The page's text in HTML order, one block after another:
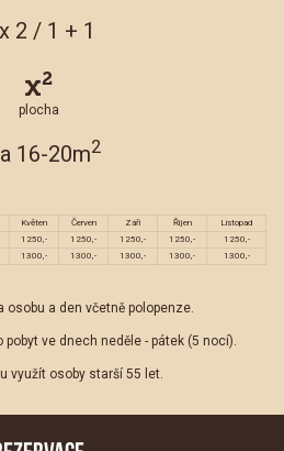
2 / 1 + 1
plocha
16-20m2
Květen Červen Září Říjen
Listopad
1250,- 1250,- 1250,- 1250,-
1250,-
1300,- 1300,- 1300,- 1300,- 1300,-
osobu a den včetně polopenze.
ve dnech neděle - pátek (5 nocí).
využít osoby starší 55 let.